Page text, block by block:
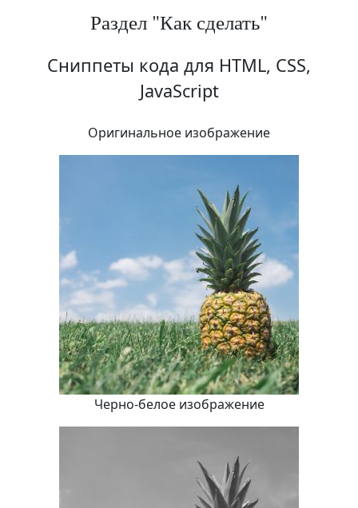
Раздел "Как сделать"
Сниппеты кода для HTML, CSS,
JavaScript
Оригинальное изображение
Черно-белое изображение